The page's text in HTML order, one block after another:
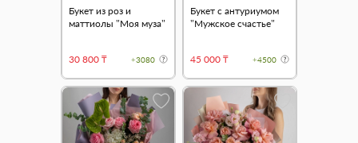
Букет из роз и
маттиолы "Моя муза"
30 800 ₸ +3080
Букет с антуриумом
"Мужское счастье"
45 000 ₸ +4500